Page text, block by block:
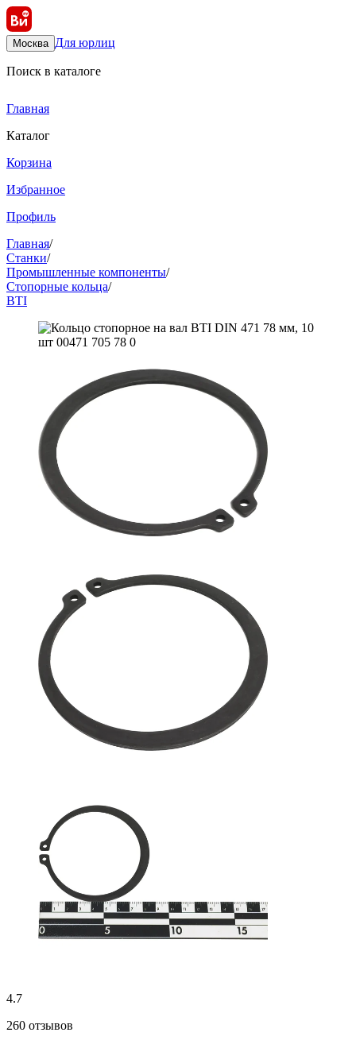
Москва Для юрлиц
Поиск в каталоге
Главная
Каталог
Корзина
Избранное
Профиль
Главная/
Станки/
Промышленные компоненты/
Стопорные кольца/
BTI
4.7
260 отзывов